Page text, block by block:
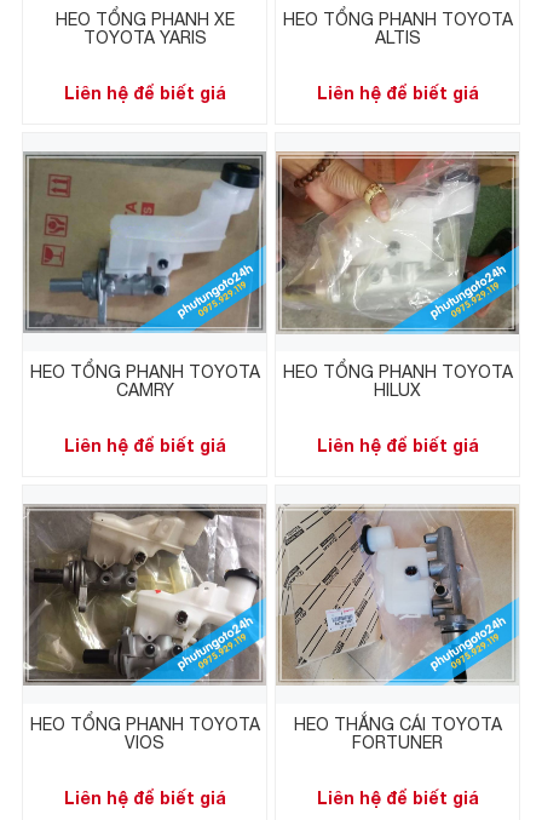
HEO TỔNG PHANH XE
TOYOTA YARIS
Liên hệ để biết giá
HEO TỔNG PHANH TOYOTA
ALTIS
Liên hệ để biết giá
HEO TỔNG PHANH TOYOTA
CAMRY
Liên hệ để biết giá
HEO TỔNG PHANH TOYOTA
HILUX
Liên hệ để biết giá
HEO TỔNG PHANH TOYOTA
VIOS
Liên hệ để biết giá
HEO THẮNG CÁI TOYOTA
FORTUNER
Liên hệ để biết giá